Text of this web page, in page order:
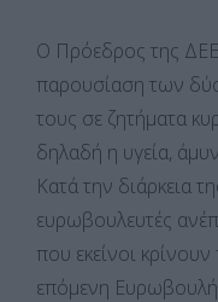
Ο Πρόεδρος της
παρουσίαση των
τους σε ζητήματα
δηλαδή η υγεία,
Κατά την διάρκεια
ευρωβουλευτές
που εκείνοι
επόμενη